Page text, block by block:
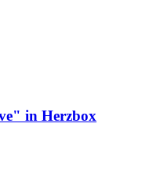
in Herzbox